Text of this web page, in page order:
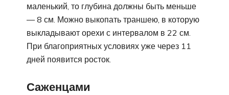
маленький, то глубина должны быть меньше
— 8 см. Можно выкопать траншею, в которую
выкладывают орехи с интервалом в 22 см.
При благоприятных условиях уже через 11
дней появится росток.
Саженцами